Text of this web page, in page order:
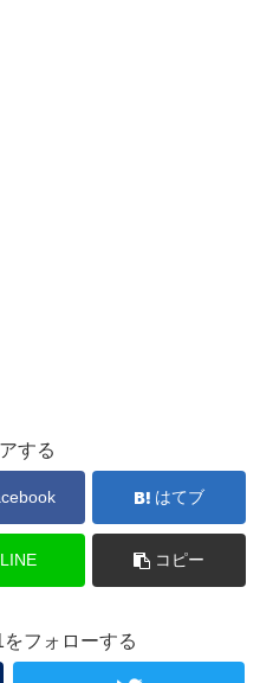
する
はてブ
LINE コピー
フォローする